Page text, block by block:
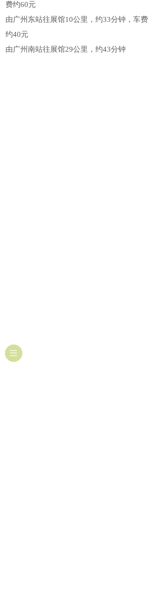
费约60元
由广州东站往展馆10公里，约33分钟，车费
约40元
由广州南站往展馆29公里，约43分钟